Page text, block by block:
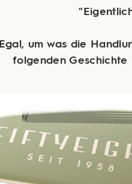
Egal, um was die
folgenden Geschichte